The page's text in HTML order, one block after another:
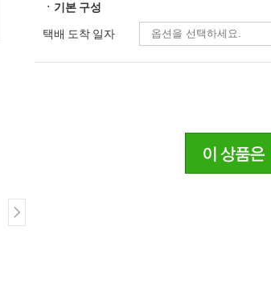
ㆍ기본 구성
택배 도착 일자